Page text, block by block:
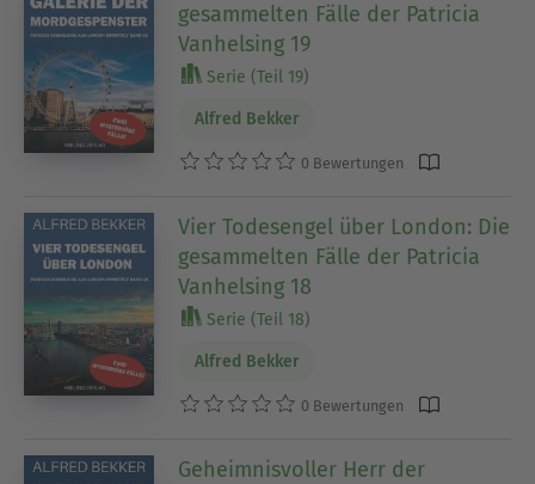
gesammelten Fälle der Patricia
Vanhelsing 19
Serie (Teil 19)
Alfred Bekker
0 Bewertungen
Vier Todesengel über London: Die
gesammelten Fälle der Patricia
Vanhelsing 18
Serie (Teil 18)
Alfred Bekker
0 Bewertungen
Geheimnisvoller Herr der